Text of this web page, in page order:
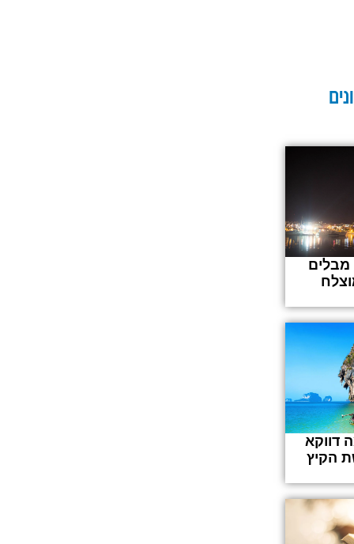
מבלים
דווקא
הקיץ